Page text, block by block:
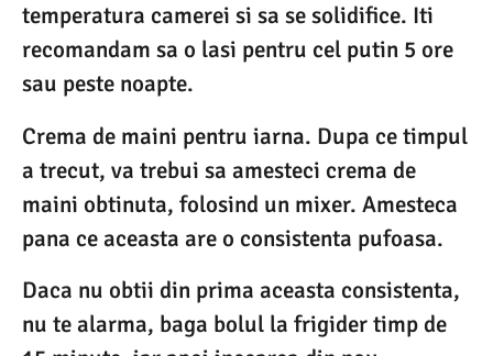
temperatura camerei si sa se solidifice. Iti
recomandam sa o lasi pentru cel putin 5 ore
sau peste noapte.
Crema de maini pentru iarna. Dupa ce timpul
a trecut, va trebui sa amesteci crema de
maini obtinuta, folosind un mixer. Amesteca
pana ce aceasta are o consistenta pufoasa.
Daca nu obtii din prima aceasta consistenta,
nu te alarma, baga bolul la frigider timp de